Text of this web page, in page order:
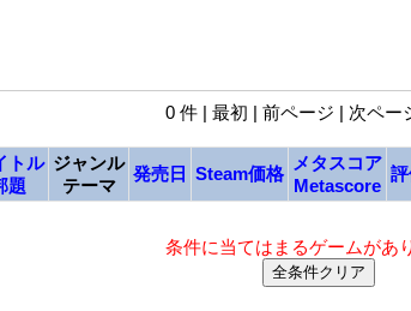
0 件 | 最初 | 前ページ | 次ペー
トル
題
ジャンル
テーマ
発売日 Steam価格
メタスコア
Metascore
条件に当てはまるゲームがあ